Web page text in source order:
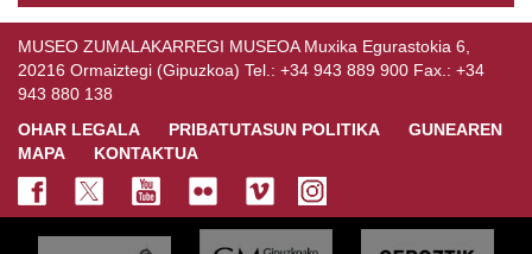
MUSEO ZUMALAKARREGI MUSEOA Muxika Egurastokia 6,
20216 Ormaiztegi (Gipuzkoa) Tel.: +34 943 889 900 Fax.: +34
943 880 138
OHAR LEGALA
PRIBATUTASUN POLITIKA
GUNEAREN
MAPA
KONTAKTUA